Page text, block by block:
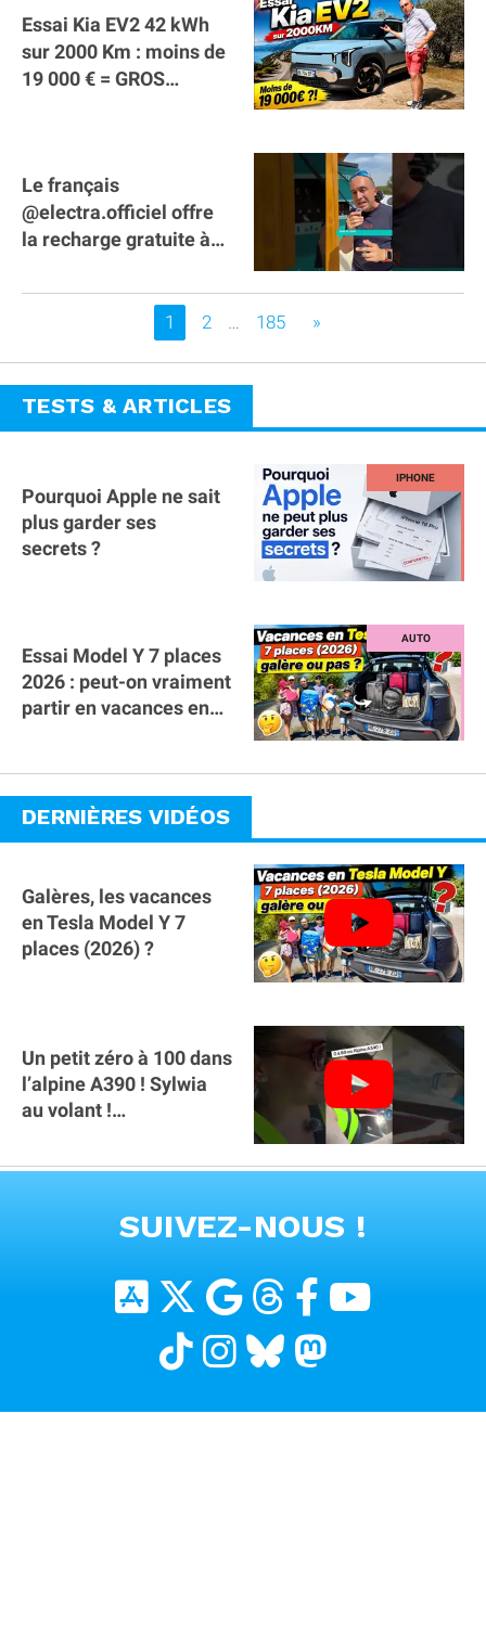
Essai Kia EV2 42 kWh
sur 2000 Km : moins de
19 000 € = GROS
Le français
@electra.officiel offre
la recharge gratuite à
électriques de Gironde
Vous êtes sur la page
1 2 … 185 »
TESTS & ARTICLES
Pourquoi Apple ne sait
plus garder ses
secrets ?
Essai Model Y 7 places
2026 : peut-on vraiment
partir en vacances en
DERNIÈRES VIDÉOS
Galères, les vacances
en Tesla Model Y 7
places (2026) ?
Un petit zéro à 100 dans
l’alpine A390 ￼! Sylwia
au volant !
#alpine #a390
SUIVEZ-NOUS !